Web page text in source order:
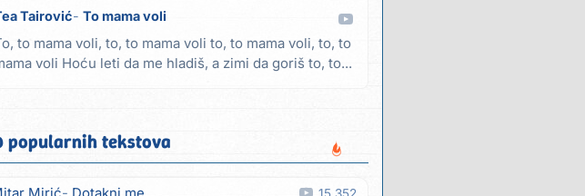
Tairović To mama voli
to mama voli, to, to mama voli to, to mama voli, to, to
voli Hoću leti da me hladiš, a zimi da goriš to, to...
popularnih tekstova